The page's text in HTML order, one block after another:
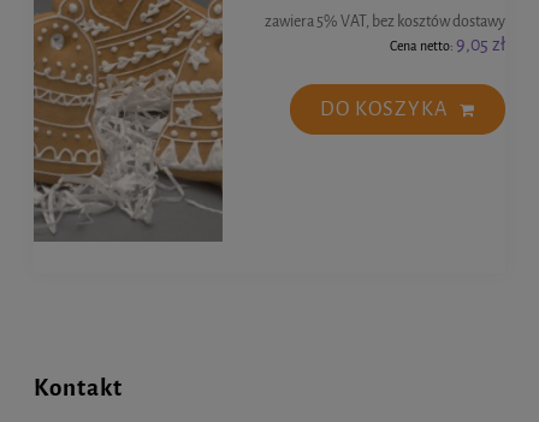
zawiera 5% VAT, bez kosztów dostawy
Cena netto: 9,05 zł
DO KOSZYKA
Kontakt